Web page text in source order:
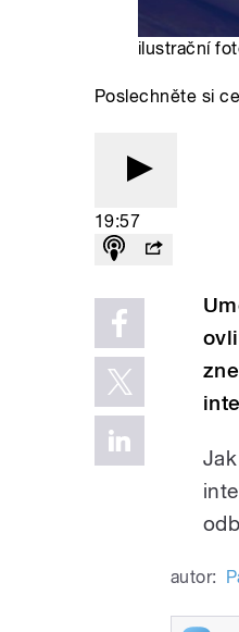
ilustrační
Poslechněte si
19:57
autor: